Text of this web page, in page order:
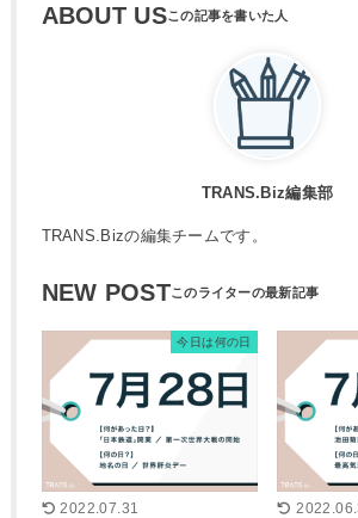
ABOUT US
TRANS.Biz編集部
TRANS.Bizの編集チームです。
NEW POST
今日は何の日
2022.07.31